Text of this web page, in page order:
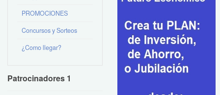
PROMOCIONES
Concursos y Sorteos
¿Como llegar?
Patrocinadores 1